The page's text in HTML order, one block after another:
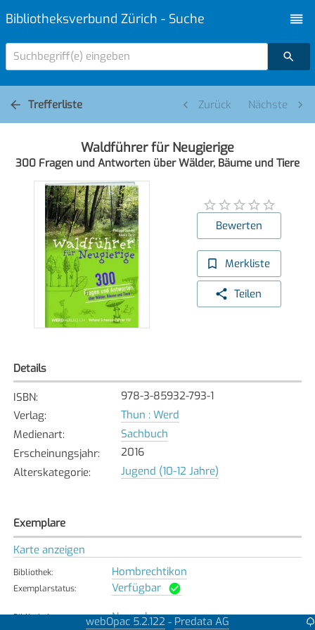
Bibliotheksverbund Zürich - Suche
Suchbegriff(e) eingeben
Trefferliste Zurück Nächste
Waldführer für Neugierige
300 Fragen und Antworten über Wälder, Bäume und Tiere
Bewerten
Merkliste
Teilen
Details
ISBN:
978-3-85932-793-1
Verlag:
Thun : Werd
Medienart:
Sachbuch
Erscheinungsjahr:
2016
Alterskategorie: Jugend (10-12 Jahre)
Exemplare
Karte anzeigen
Bibliothek: Hombrechtikon
Exemplarstatus: Verfügbar
Bibliothek: Neerach
webOpac 5.2.122 - Predata AG